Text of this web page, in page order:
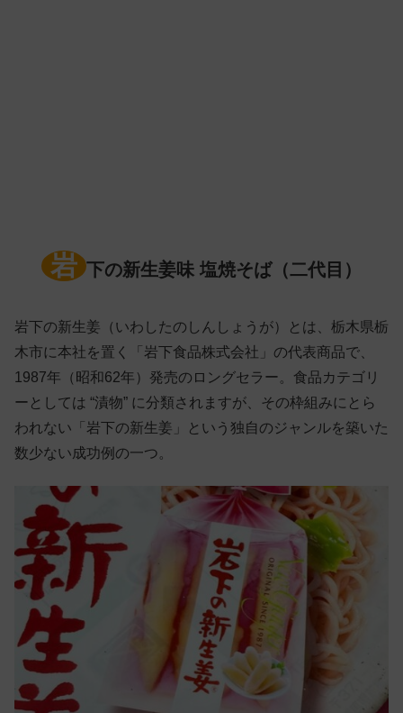
岩 下の新生姜味 塩焼そば（二代目）
岩下の新生姜（いわしたのしんしょうが）とは、栃木県栃
木市に本社を置く「岩下食品株式会社」の代表商品で、
1987年（昭和62年）発売のロングセラー。食品カテゴリ
ーとしては “漬物” に分類されますが、その枠組みにとら
われない「岩下の新生姜」という独自のジャンルを築いた
数少ない成功例の一つ。